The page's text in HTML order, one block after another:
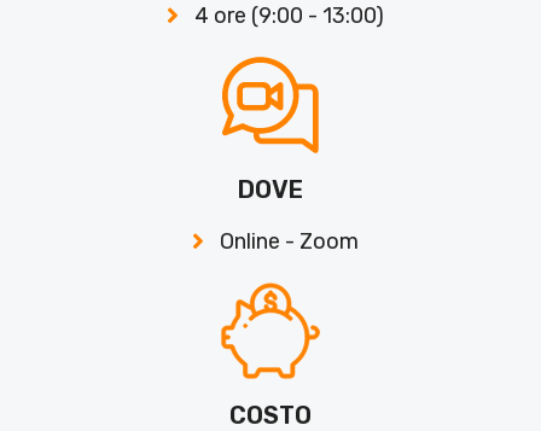
4 ore (9:00 - 13:00)
DOVE
Online - Zoom
COSTO